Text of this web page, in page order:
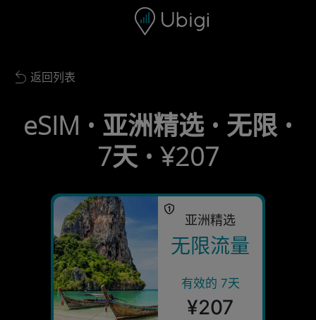
Back to list
返回列表
eSIM • 亚洲精选 • 无限 •
7天 • ¥207
亚洲精选
无限流量
有效的 7天
¥207